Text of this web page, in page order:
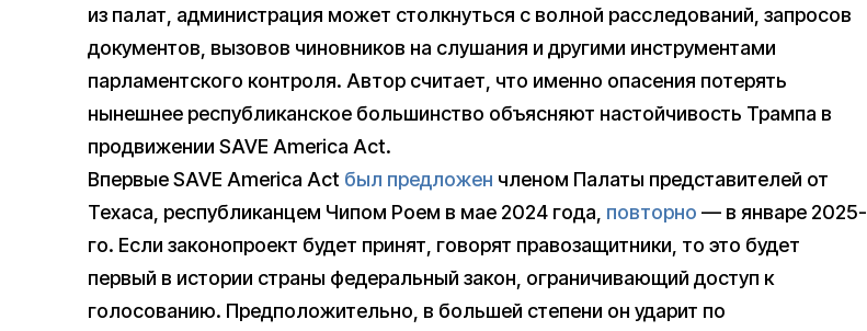
из палат, администрация может столкнуться с волной расследований, запросов
документов, вызовов чиновников на слушания и другими инструментами
парламентского контроля. Автор считает, что именно опасения потерять
нынешнее республиканское большинство объясняют настойчивость Трампа в
продвижении SAVE America Act.
Впервые SAVE America Act был предложен членом Палаты представителей от
Техаса, республиканцем Чипом Роем в мае 2024 года, повторно — в январе 2025-
го. Если законопроект будет принят, говорят правозащитники, то это будет
первый в истории страны федеральный закон, ограничивающий доступ к
голосованию. Предположительно, в большей степени он ударит по